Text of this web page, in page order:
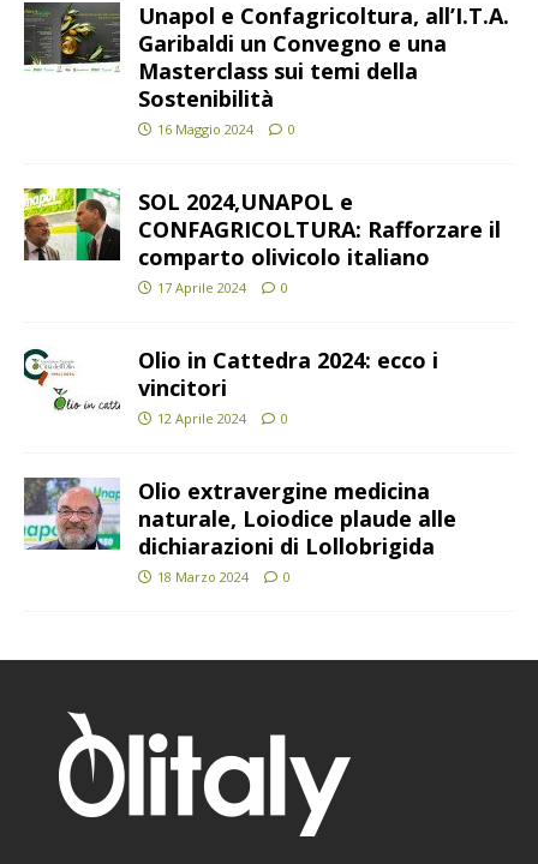
Unapol e Confagricoltura, all’I.T.A.
Garibaldi un Convegno e una
Masterclass sui temi della
Sostenibilità
16 Maggio 2024 0
SOL 2024,UNAPOL e
CONFAGRICOLTURA: Rafforzare il
comparto olivicolo italiano
17 Aprile 2024 0
Olio in Cattedra 2024: ecco i
vincitori
12 Aprile 2024 0
Olio extravergine medicina
naturale, Loiodice plaude alle
dichiarazioni di Lollobrigida
18 Marzo 2024 0